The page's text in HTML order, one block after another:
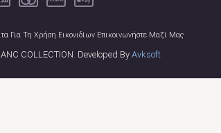
Για Τη Χρήση Εικονιδίων Επικοινωνήστε Μαζί Μας
COLLECTION. Developed By Avksoft